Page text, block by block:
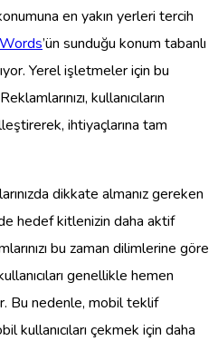
en yakın yerleri tercih
’ün sunduğu konum tabanlı
Yerel işletmeler için bu
kullanıcıların
ihtiyaçlarına tam
dikkate almanız gereken
hedef kitlenizin daha aktif
bu zaman dilimlerine göre
genellikle hemen
Bu nedenle, mobil teklif
kullanıcıları çekmek için daha